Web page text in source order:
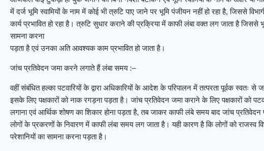
में दर्ज भूमि स्वामियों के नाम में कोई भी त्रुटि पाए जाने पर भूमि पंजीयन नहीं हो रहा है, जिससे
कार्य प्रभावित हो रहा है। त्रुटि सुधार कराने की प्रक्रिया में काफी लंबा वक्त लग जाता है जिससे
सामना करना
पड़ता है एवं उनका अति आवश्यक काम प्रभावित हो जाता है।
जांच प्रतिवेदन जमा करने लगाते हैं लंबा समय :–
वहीं संबंधित हल्का पटवारियों के द्वारा अधिकारियों के आदेश के परिपालन में तत्परता पूर्वक स्वतः से
इसके लिए पक्षकारों को नाक रगड़ना पड़ता है। जांच प्रतिवेदन जमा कराने के लिए पक्षकारों को
लगाना एवं आर्थिक शोषण का शिकार होना पड़ता है, तब जाकर काफी लंबे समय बाद जांच प्रतिवेदन
लोगों के प्रकरणों के निवारण में काफी लंबा समय लग जाता है। यही कारण है कि लोगों को राजस्व
परेशानियों का सामना करना पड़ता है।